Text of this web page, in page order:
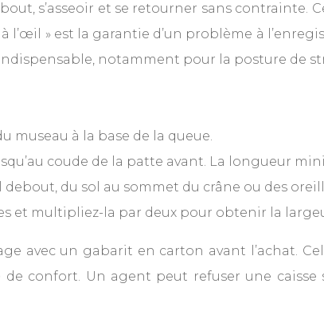
s’asseoir et se retourner sans
» est la garantie d’un problème à
notamment pour la posture de
museau à la base de la queue.
coude de la patte avant. La longueur
debout, du sol au sommet du crâne ou des
et multipliez-la par deux pour obtenir la
avec un gabarit en carton avant l’achat.
confort. Un agent peut refuser une caisse